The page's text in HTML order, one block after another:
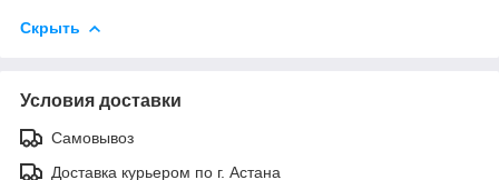
Скрыть
Условия доставки
Самовывоз
Доставка курьером по г. Астана